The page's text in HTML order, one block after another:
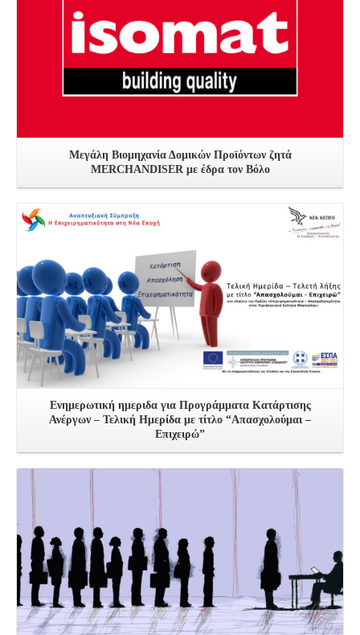
Μεγάλη Βιομηχανία Δομικών Προϊόντων ζητά
MERCHANDISER με έδρα τον Βόλο
Ενημερωτική ημεριδα για Προγράμματα Κατάρτισης
Ανέργων – Τελική Ημερίδα με τίτλο “Απασχολούμαι –
Επιχειρώ”
Δείτε Περισσότερα